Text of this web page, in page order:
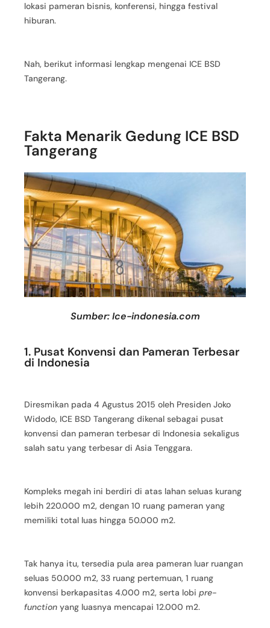
lokasi pameran bisnis, konferensi, hingga festival
hiburan.
Nah, berikut informasi lengkap mengenai ICE BSD
Tangerang.
Fakta Menarik Gedung ICE BSD
Tangerang
Sumber: Ice-indonesia.com
1. Pusat Konvensi dan Pameran Terbesar
di Indonesia
Diresmikan pada 4 Agustus 2015 oleh Presiden Joko
Widodo, ICE BSD Tangerang dikenal sebagai pusat
konvensi dan pameran terbesar di Indonesia sekaligus
salah satu yang terbesar di Asia Tenggara.
Kompleks megah ini berdiri di atas lahan seluas kurang
lebih 220.000 m2, dengan 10 ruang pameran yang
memiliki total luas hingga 50.000 m2.
Tak hanya itu, tersedia pula area pameran luar ruangan
seluas 50.000 m2, 33 ruang pertemuan, 1 ruang
konvensi berkapasitas 4.000 m2, serta lobi pre-
function yang luasnya mencapai 12.000 m2.